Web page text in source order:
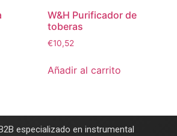
W&H Purificador de
toberas
€10,52
Añadir al carrito
especializado en instrumental